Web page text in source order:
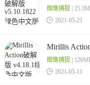
图像捕捉 |
 2021-05-21
Mirillis
图像捕捉 |
 2021-05-11